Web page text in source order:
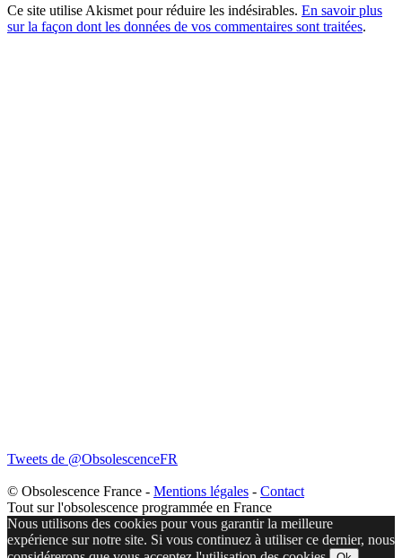
Ce site utilise Akismet pour réduire les indésirables. En savoir plus
sur la façon dont les données de vos commentaires sont traitées.
Tweets de @ObsolescenceFR
© Obsolescence France - Mentions légales - Contact
Tout sur l'obsolescence programmée en France
Nous utilisons des cookies pour vous garantir la meilleure
expérience sur notre site. Si vous continuez à utiliser ce dernier, nous